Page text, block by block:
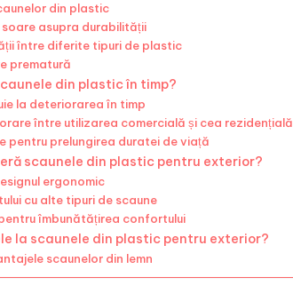
din plastic
asupra durabilității
între diferite tipuri de plastic
prematură
din plastic în timp?
la deteriorarea în timp
între utilizarea comercială și cea rezidențială
pentru prelungirea duratei de viață
scaunele din plastic pentru exterior?
ergonomic
cu alte tipuri de scaune
îmbunătățirea confortului
la scaunele din plastic pentru exterior?
scaunelor din lemn